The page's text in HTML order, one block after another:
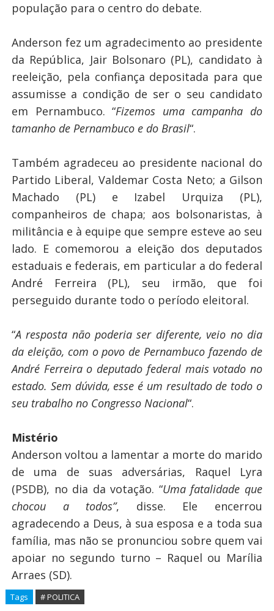
população para o centro do debate.
Anderson fez um agradecimento ao presidente
da República, Jair Bolsonaro (PL), candidato à
reeleição, pela confiança depositada para que
assumisse a condição de ser o seu candidato
em Pernambuco. “Fizemos uma campanha do
tamanho de Pernambuco e do Brasil“.
Também agradeceu ao presidente nacional do
Partido Liberal, Valdemar Costa Neto; a Gilson
Machado (PL) e Izabel Urquiza (PL),
companheiros de chapa; aos bolsonaristas, à
militância e à equipe que sempre esteve ao seu
lado. E comemorou a eleição dos deputados
estaduais e federais, em particular a do federal
André Ferreira (PL), seu irmão, que foi
perseguido durante todo o período eleitoral.
“A resposta não poderia ser diferente, veio no dia
da eleição, com o povo de Pernambuco fazendo de
André Ferreira o deputado federal mais votado no
estado. Sem dúvida, esse é um resultado de todo o
seu trabalho no Congresso Nacional“.
Mistério
Anderson voltou a lamentar a morte do marido
de uma de suas adversárias, Raquel Lyra
(PSDB), no dia da votação. “Uma fatalidade que
chocou a todos”, disse. Ele encerrou
agradecendo a Deus, à sua esposa e a toda sua
família, mas não se pronunciou sobre quem vai
apoiar no segundo turno – Raquel ou Marília
Arraes (SD).
Tags # POLITICA